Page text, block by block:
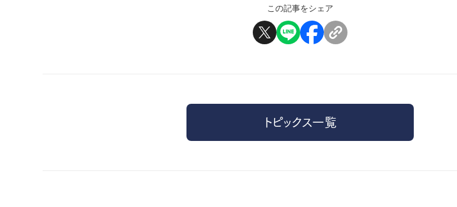
この記事をシェア
トピックス一覧